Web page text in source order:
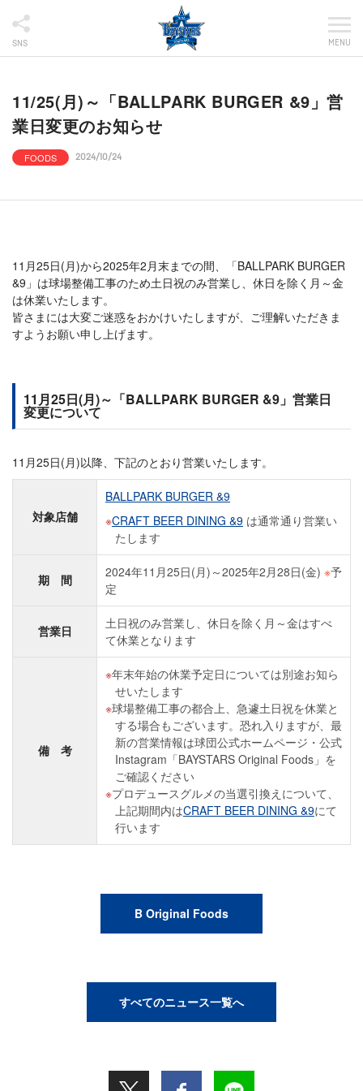
SNS MENU
11/25(月)～「BALLPARK BURGER &9」営
業日変更のお知らせ
FOODS 2024/10/24
11月25日(月)から2025年2月末までの間、「BALLPARK BURGER
&9」は球場整備工事のため土日祝のみ営業し、休日を除く月～金
は休業いたします。
皆さまには大変ご迷惑をおかけいたしますが、ご理解いただきま
すようお願い申し上げます。
11月25日(月)～「BALLPARK BURGER &9」営業日
変更について
11月25日(月)以降、下記のとおり営業いたします。
対象店舗
BALLPARK BURGER &9
CRAFT BEER DINING &9 は通常通り営業い
たします
期 間 2024年11月25日(月)～2025年2月28日(金) ※予
定
営業日
土日祝のみ営業し、休日を除く月～金はすべ
て休業となります
備 考
年末年始の休業予定日については別途お知ら
せいたします
球場整備工事の都合上、急遽土日祝を休業と
する場合もございます。恐れ入りますが、最
新の営業情報は球団公式ホームページ・公式
Instagram「BAYSTARS Original Foods」を
ご確認ください
プロデュースグルメの当選引換えについて、
上記期間内はCRAFT BEER DINING &9にて
行います
B Original Foods
すべてのニュース一覧へ